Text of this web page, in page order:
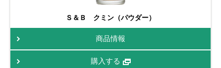
Ｓ＆Ｂ クミン（パウダー）
商品情報
購入する